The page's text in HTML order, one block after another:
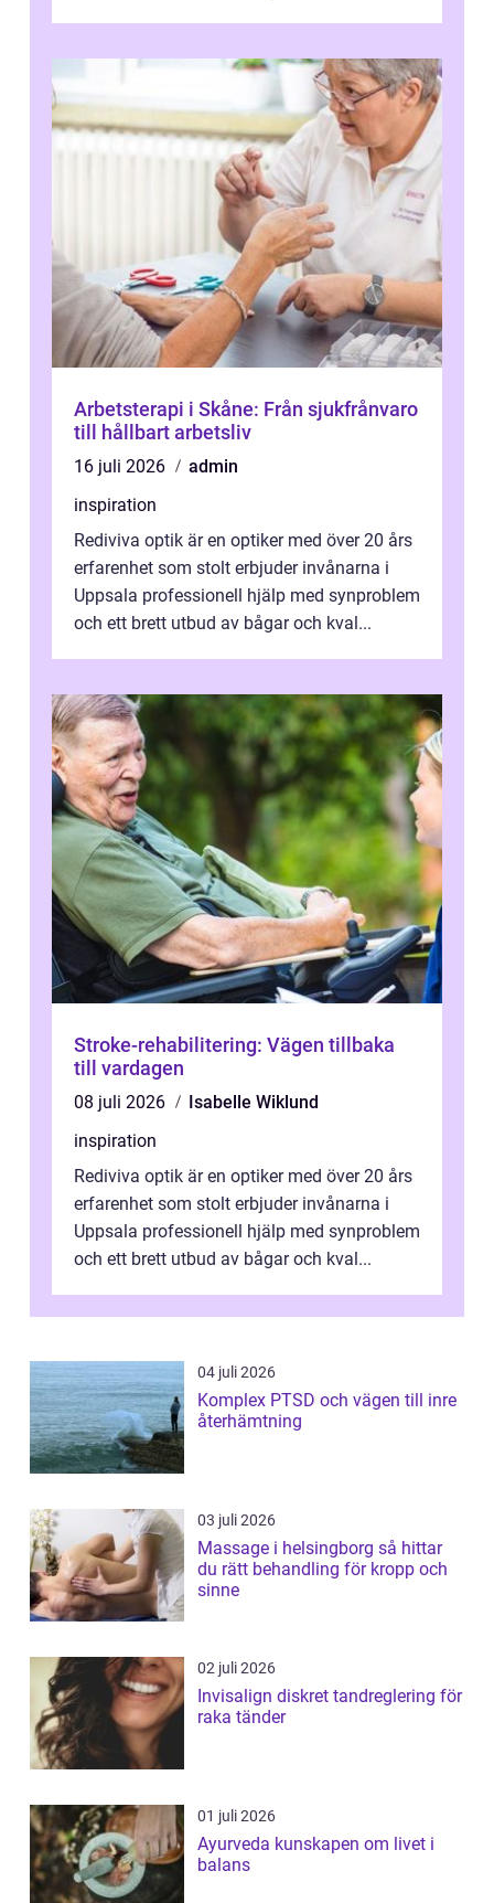
Arbetsterapi i Skåne: Från sjukfrånvaro
till hållbart arbetsliv
16 juli 2026
admin
inspiration
Rediviva optik är en optiker med över 20 års
erfarenhet som stolt erbjuder invånarna i
Uppsala professionell hjälp med synproblem
och ett brett utbud av bågar och kval...
Stroke-rehabilitering: Vägen tillbaka
till vardagen
08 juli 2026
Isabelle Wiklund
inspiration
Rediviva optik är en optiker med över 20 års
erfarenhet som stolt erbjuder invånarna i
Uppsala professionell hjälp med synproblem
och ett brett utbud av bågar och kval...
04 juli 2026
Komplex PTSD och vägen till inre
återhämtning
03 juli 2026
Massage i helsingborg så hittar
du rätt behandling för kropp och
sinne
02 juli 2026
Invisalign diskret tandreglering för
raka tänder
01 juli 2026
Ayurveda kunskapen om livet i
balans